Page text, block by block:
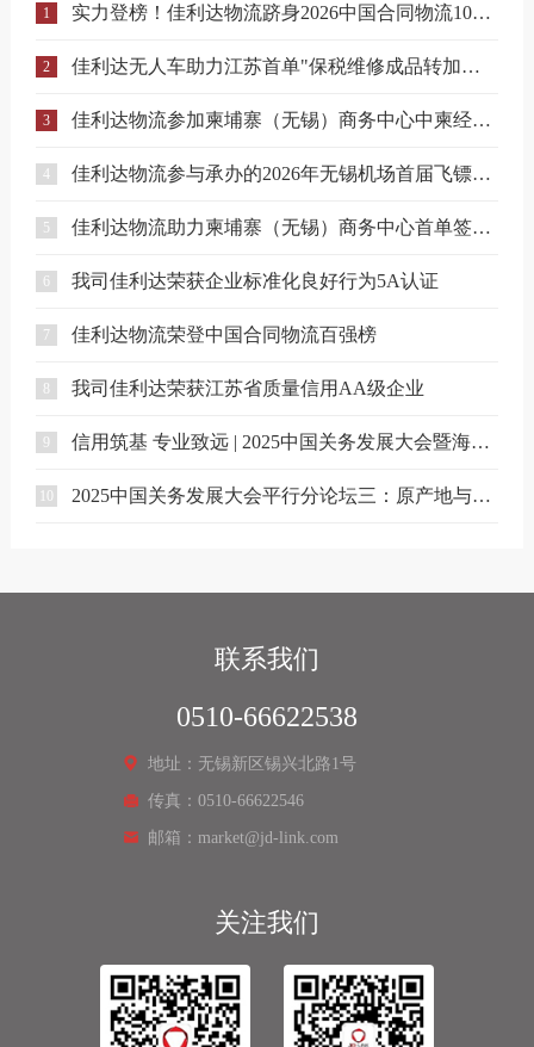
1 实力登榜！佳利达物流跻身2026中国合同物流100强
2 佳利达无人车助力江苏首单"保税维修成品转加工再出口"业务落地
3 佳利达物流参加柬埔寨（无锡）商务中心中柬经贸合作专题座谈会
4 佳利达物流参与承办的2026年无锡机场首届飞镖邀请赛圆满落幕
5 佳利达物流助力柬埔寨（无锡）商务中心首单签约落地
6 我司佳利达荣获企业标准化良好行为5A认证
7 佳利达物流荣登中国合同物流百强榜
8 我司佳利达荣获江苏省质量信用AA级企业
9 信用筑基 专业致远 | 2025中国关务发展大会暨海河关务节在津启幕
10 2025中国关务发展大会平行分论坛三：原产地与国际供应链筹划交流会
联系我们
0510-66622538
地址：无锡新区锡兴北路1号
传真：0510-66622546
邮箱：market@jd-link.com
关注我们